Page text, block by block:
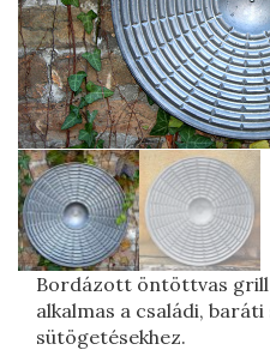
Osztott öntvény
Öntvény serpenyő 350
Kettlebell, Girja
Tűzcsapok
Utcabútorok, dekorációs
Vízhálózati szerelvények
Bordázott öntöttvas grill
alkalmas a családi,
sütögetésekhez.